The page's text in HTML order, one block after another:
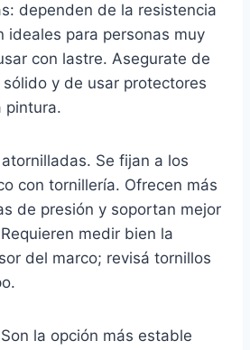
dependen de la resistencia
ideales para personas muy
con lastre. Asegurate de
y de usar protectores
pintura.
Se fijan a los
con tornillería. Ofrecen más
de presión y soportan mejor
medir bien la
del marco; revisá tornillos
la opción más estable